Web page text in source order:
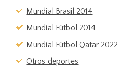
Mundial Brasil 2014
Mundial Fútbol 2014
Mundial Fútbol Qatar 2022
Otros deportes